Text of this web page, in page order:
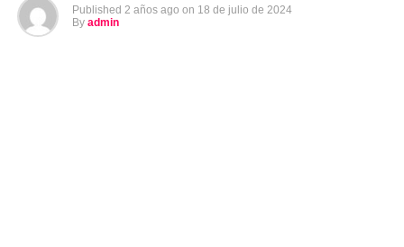
Published 2 años ago on 18 de julio de 2024
By admin